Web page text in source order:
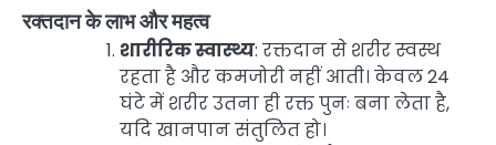
रक्तदान के लाभ और महत्व
शारीरिक स्वास्थ्य: रक्तदान से शरीर स्वस्थ
रहता है और कमजोरी नहीं आती। केवल 24
घंटे में शरीर उतना ही रक्त पुनः बना लेता है,
यदि खानपान संतुलित हो।